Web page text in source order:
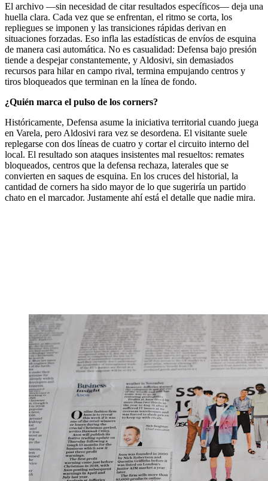
El archivo —sin necesidad de citar resultados específicos— deja una
huella clara. Cada vez que se enfrentan, el ritmo se corta, los
repliegues se imponen y las transiciones rápidas derivan en
situaciones forzadas. Eso infla las estadísticas de envíos de esquina
de manera casi automática. No es casualidad: Defensa bajo presión
tiende a despejar constantemente, y Aldosivi, sin demasiados
recursos para hilar en campo rival, termina empujando centros y
tiros bloqueados que terminan en la línea de fondo.
¿Quién marca el pulso de los corners?
Históricamente, Defensa asume la iniciativa territorial cuando juega
en Varela, pero Aldosivi rara vez se desordena. El visitante suele
replegarse con dos líneas de cuatro y cortar el circuito interno del
local. El resultado son ataques insistentes mal resueltos: remates
bloqueados, centros que la defensa rechaza, laterales que se
convierten en saques de esquina. En los cruces del historial, la
cantidad de corners ha sido mayor de lo que sugeriría un partido
chato en el marcador. Justamente ahí está el detalle que nadie mira.